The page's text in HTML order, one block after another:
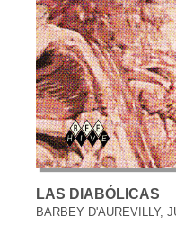
LAS DIABÓLICAS
BARBEY D'AUREVILLY,